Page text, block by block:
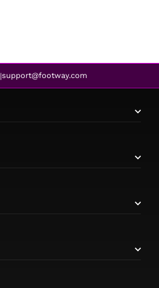
|support@footway.com